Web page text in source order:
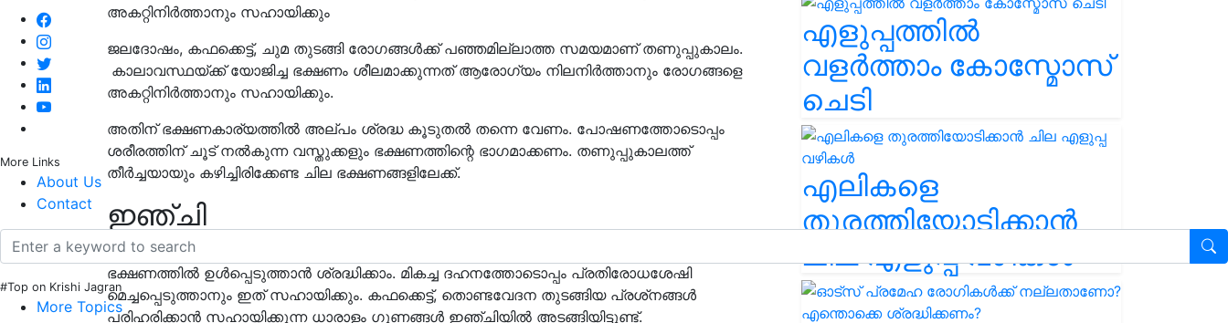
More Links
About Us
Contact
#Top on Krishi Jagran
More Topics
അകറ്റിനിര്‍ത്താനും സഹായിക്കും
ജലദോഷം, കഫക്കെട്ട്, ചുമ തുടങ്ങി രോഗങ്ങള്‍ക്ക് പഞ്ഞമില്ലാത്ത സമയമാണ് തണുപ്പുകാലം.
കാലാവസ്ഥയ്ക്ക് യോജിച്ച ഭക്ഷണം ശീലമാക്കുന്നത് ആരോഗ്യം നിലനിര്‍ത്താനും രോഗങ്ങളെ
അകറ്റിനിര്‍ത്താനും സഹായിക്കും.
അതിന് ഭക്ഷണകാര്യത്തില്‍ അല്പം ശ്രദ്ധ കൂടുതല്‍ തന്നെ വേണം. പോഷണത്തോടൊപ്പം
ശരീരത്തിന് ചൂട് നല്‍കുന്ന വസ്തുക്കളും ഭക്ഷണത്തിന്റെ ഭാഗമാക്കണം. തണുപ്പുകാലത്ത്
തീര്‍ച്ചയായും കഴിച്ചിരിക്കേണ്ട ചില ഭക്ഷണങ്ങളിലേക്ക്.
ഇഞ്ചി
ദഹനപ്രശ്‌നങ്ങള്‍ക്കുളള സാധ്യത തണുപ്പുകാലത്ത് കൂടുതലാണ്. അതിനാല്‍ ദിവസവും ഇഞ്ചി
ഭക്ഷണത്തില്‍ ഉള്‍പ്പെടുത്താന്‍ ശ്രദ്ധിക്കാം. മികച്ച ദഹനത്തോടൊപ്പം പ്രതിരോധശേഷി
മെച്ചപ്പെടുത്താനും ഇത് സഹായിക്കും. കഫക്കെട്ട്, തൊണ്ടവേദന തുടങ്ങിയ പ്രശ്‌നങ്ങള്‍
പരിഹരിക്കാന്‍ സഹായിക്കുന്ന ധാരാളം ഗുണങ്ങള്‍ ഇഞ്ചിയില്‍ അടങ്ങിയിട്ടുണ്ട്.
എളുപ്പത്തിൽ
വളർത്താം കോസ്മോസ്
ചെടി
എലികളെ
തുരത്തിയോടിക്കാൻ
ചില എളുപ്പ വഴികൾ